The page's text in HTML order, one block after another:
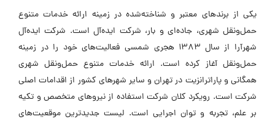
یکی از برندهای معتبر و شناخته‌شده در زمینه ارائه خدمات متنوع
حمل‌ونقل شهری، جاده‌ای و بار، شرکت ایده‌آل است. شرکت ایده‌آل
شهرآرا از سال ۱۳۸۳ هجری شمسی فعالیت‌های خود را در زمینه
حمل‌ونقل آغاز کرده است. ارائه خدمات متنوع حمل‌ونقل شهری
همگانی و پاراترانزیت در تهران و سایر شهرهای کشور از اقدامات اصلی
شرکت است. رویکرد کلان شرکت استفاده از نیروهای متخصص و تکیه
بر علم، تجربه و توان اجرایی است. لیست جدیدترین موقعیت‌های